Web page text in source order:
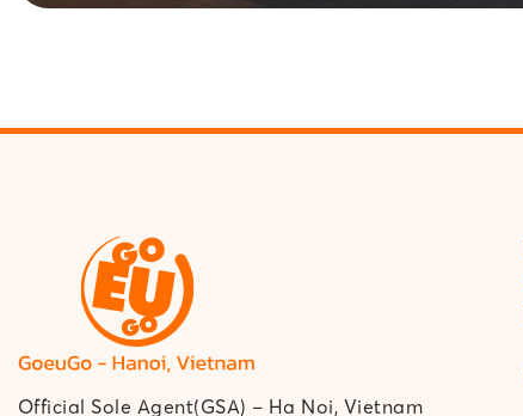
Official Sole Agent(GSA) – Ha Noi, Vietnam